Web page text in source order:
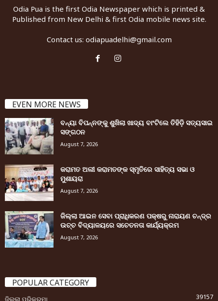
Odia Pua is the first Odia Newspaper which is printed &
Published from New Delhi & first Odia mobile news site.
Contact us: odiapuadelhi@gmail.com
EVEN MORE NEWS
ବନ୍ୟା ବିପନ୍ନଙ୍କୁ ଶୁଖିଲା ଖାଦ୍ୟ ବାଂଟିଲେ ତିହିଡି଼ ସତ୍ୟସାଇ
ସଙ୍ଗଠନ
August 7, 2026
କରାମତ ଅଲୀ କରାମତଙ୍କ ସ୍ମୃତିରେ ସାହିତ୍ୟ ସଭା ଓ
ମୁଶାୟରା
August 7, 2026
ଜିଲ୍ଲା ଆଇନ ସେବା ପ୍ରାଧିକରଣ ପକ୍ଷରୁ ନାରାୟଣ ଚନ୍ଦ୍ର
ଉଚ୍ଚ ବିଦ୍ୟାଳୟରେ ସଚେତନତା କାର୍ଯ୍ୟକ୍ରମ
August 7, 2026
POPULAR CATEGORY
ଜିଲ୍ଲା ପରିକ୍ରମା 39157